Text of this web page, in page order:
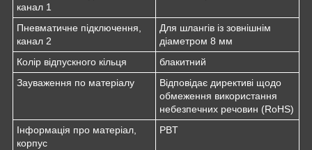
канал 1
Пневматичне підключення,
канал 2
Для шлангів із зовнішнім
діаметром 8 мм
Колір відпускного кільця
блакитний
Зауваження по матеріалу
Відповідає директиві щодо
обмеження використання
небезпечних речовин (RoHS)
Інформація про матеріал,
корпус
PBT